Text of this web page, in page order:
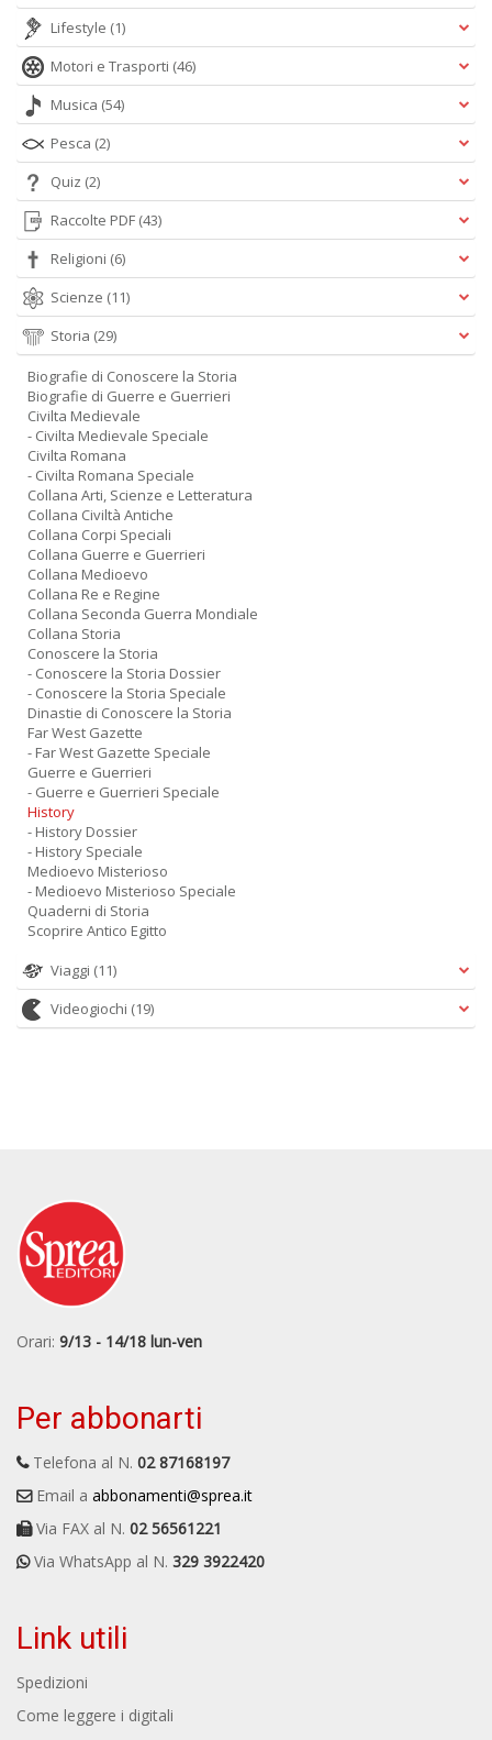
Lifestyle (1)
Motori e Trasporti (46)
Musica (54)
Pesca (2)
Quiz (2)
Raccolte PDF (43)
Religioni (6)
Scienze (11)
Storia (29)
Biografie di Conoscere la Storia
Biografie di Guerre e Guerrieri
Civilta Medievale
- Civilta Medievale Speciale
Civilta Romana
- Civilta Romana Speciale
Collana Arti, Scienze e Letteratura
Collana Civiltà Antiche
Collana Corpi Speciali
Collana Guerre e Guerrieri
Collana Medioevo
Collana Re e Regine
Collana Seconda Guerra Mondiale
Collana Storia
Conoscere la Storia
- Conoscere la Storia Dossier
- Conoscere la Storia Speciale
Dinastie di Conoscere la Storia
Far West Gazette
- Far West Gazette Speciale
Guerre e Guerrieri
- Guerre e Guerrieri Speciale
History
- History Dossier
- History Speciale
Medioevo Misterioso
- Medioevo Misterioso Speciale
Quaderni di Storia
Scoprire Antico Egitto
Viaggi (11)
Videogiochi (19)
Orari: 9/13 - 14/18 lun-ven
Per abbonarti
Telefona al N. 02 87168197
Email a abbonamenti@sprea.it
Via FAX al N. 02 56561221
Via WhatsApp al N. 329 3922420
Link utili
Spedizioni
Come leggere i digitali